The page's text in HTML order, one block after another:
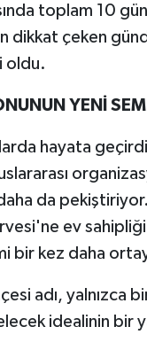
toplam 10
dikkat çeken
oldu.
YENİ
hayata
da
ev
bir kez daha
adı,
idealinin bir